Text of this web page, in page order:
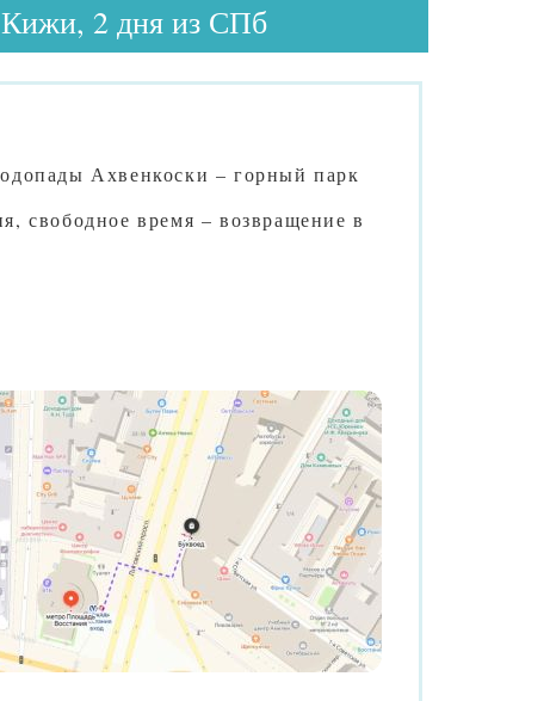
Кижи, 2 дня из СПб
Ахвенкоски – горный парк
свободное время – возвращение в